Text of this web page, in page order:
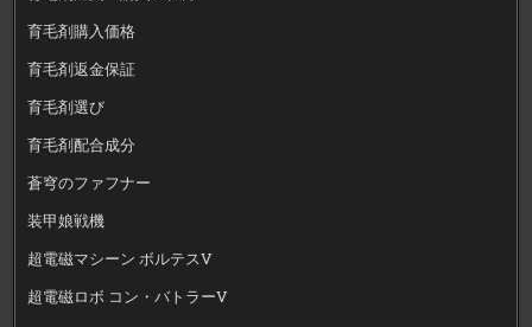
育毛剤購入価格
育毛剤返金保証
育毛剤選び
育毛剤配合成分
蒼穹のファフナー
装甲娘戦機
超電磁マシーン ボルテスV
超電磁ロボ コン・バトラーV